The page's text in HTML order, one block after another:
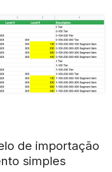
de importação
simples